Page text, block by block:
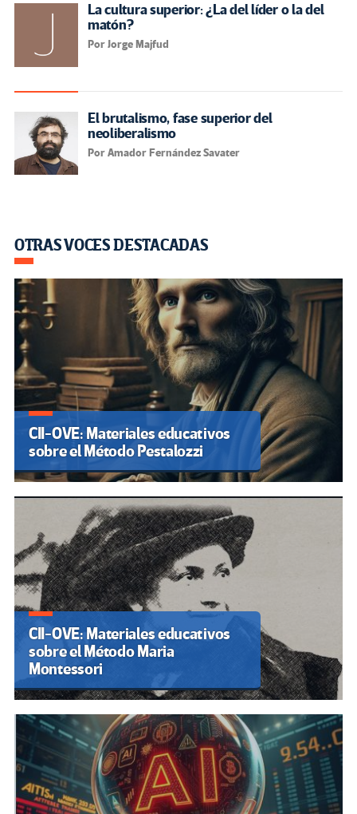
La cultura superior: ¿La del líder o la del
matón?
Por Jorge Majfud
El brutalismo, fase superior del
neoliberalismo
Por Amador Fernández Savater
OTRAS VOCES DESTACADAS
CII-OVE: Materiales educativos
sobre el Método Pestalozzi
CII-OVE: Materiales educativos
sobre el Método Maria
Montessori